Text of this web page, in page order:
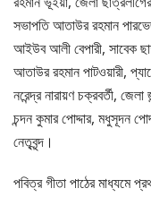
সভাপতি আতাউর রহমান
আইউব আলী বেপারী, সাবেক
আতাউর রহমান পাটওয়ারী,
নরেন্দ্র নারায়ণ চক্রবর্তী,
চন্দন কুমার পোদ্দার, মধুসূদন
নেতৃবৃন্দ।
পবিত্র গীতা পাঠের মাধ্যমে